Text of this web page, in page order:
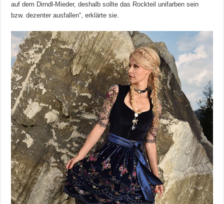
auf dem Dirndl-Mieder, deshalb sollte das Rockteil unifarben sein
bzw. dezenter ausfallen“, erklärte sie.